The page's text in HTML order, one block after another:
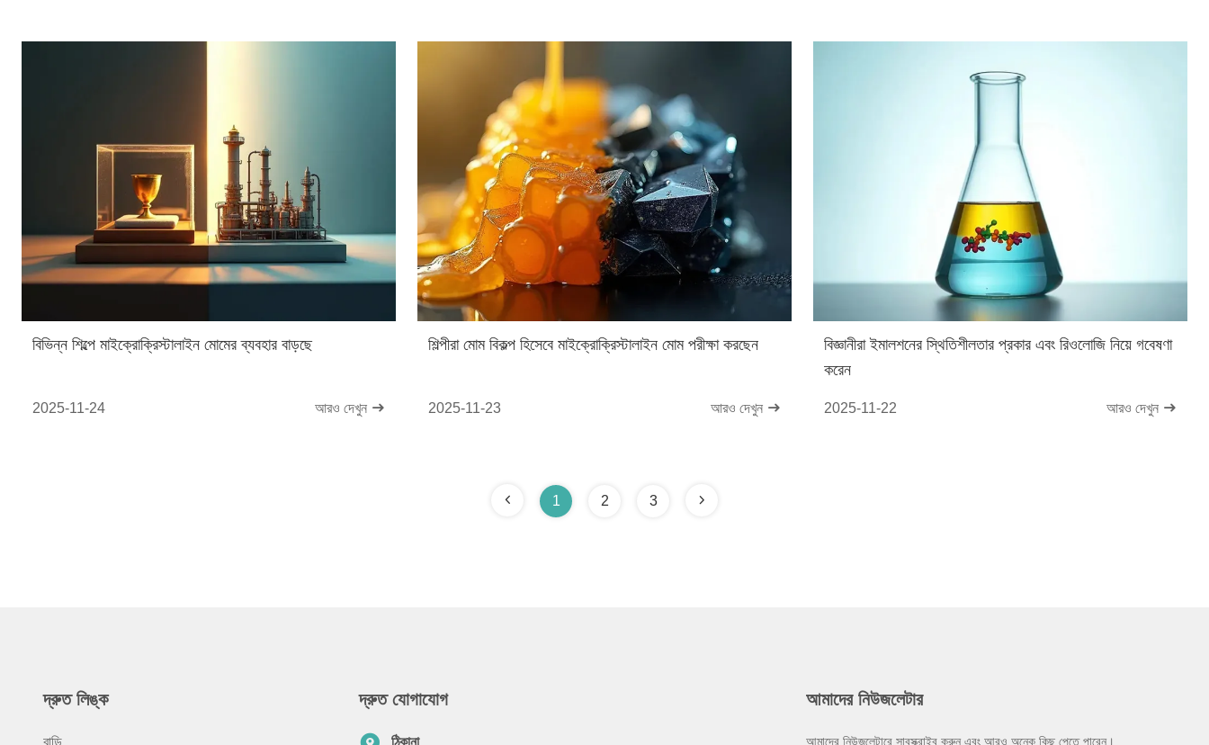
বিভিন্ন শিল্পে মাইক্রোক্রিস্টালাইন মোমের ব্যবহার বাড়ছে
2025-11-24 আরও দেখুন
শিল্পীরা মোম বিকল্প হিসেবে মাইক্রোক্রিস্টালাইন মোম পরীক্ষা করছেন
2025-11-23 আরও দেখুন
বিজ্ঞানীরা ইমালশনের স্থিতিশীলতার প্রকার এবং রিওলোজি নিয়ে গবেষণা
করেন
2025-11-22 আরও দেখুন
1 2 3
দ্রুত লিঙ্ক
বাড়ি
দ্রুত যোগাযোগ
ঠিকানা
আমাদের নিউজলেটার
আমাদের নিউজলেটারে সাবস্ক্রাইব করুন এবং আরও অনেক কিছু পেতে পারেন।